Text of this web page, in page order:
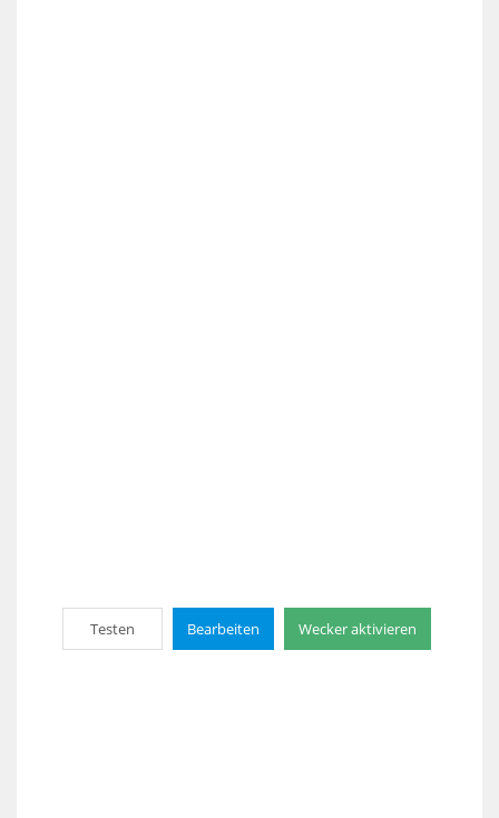
Testen Bearbeiten Wecker aktivieren